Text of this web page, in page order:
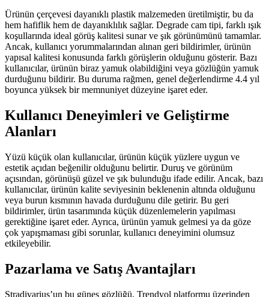
Ürünün çerçevesi dayanıklı plastik malzemeden üretilmiştir, bu da
hem hafiflik hem de dayanıklılık sağlar. Degrade cam tipi, farklı ışık
koşullarında ideal görüş kalitesi sunar ve şık görünümünü tamamlar.
Ancak, kullanıcı yorummalarından alınan geri bildirimler, ürünün
yapısal kalitesi konusunda farklı görüşlerin olduğunu gösterir. Bazı
kullanıcılar, ürünün biraz yamuk olabildiğini veya gözlüğün yamuk
durduğunu bildirir. Bu duruma rağmen, genel değerlendirme 4.4 yıl
boyunca yüksek bir memnuniyet düzeyine işaret eder.
Kullanıcı Deneyimleri ve Geliştirme
Alanları
Yüzü küçük olan kullanıcılar, ürünün küçük yüzlere uygun ve
estetik açıdan beğenilir olduğunu belirtir. Duruş ve görünüm
açısından, görünüşü güzel ve şık bulunduğu ifade edilir. Ancak, bazı
kullanıcılar, ürünün kalite seviyesinin beklenenin altında olduğunu
veya burun kısmının havada durduğunu dile getirir. Bu geri
bildirimler, ürün tasarımında küçük düzenlemelerin yapılması
gerektiğine işaret eder. Ayrıca, ürünün yamuk gelmesi ya da göze
çok yapışmaması gibi sorunlar, kullanıcı deneyimini olumsuz
etkileyebilir.
Pazarlama ve Satış Avantajları
Stradivarius’un bu güneş gözlüğü, Trendyol platformu üzerinden